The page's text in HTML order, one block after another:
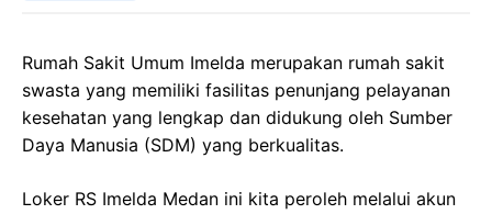
Rumah Sakit Umum Imelda merupakan rumah sakit
swasta yang memiliki fasilitas penunjang pelayanan
kesehatan yang lengkap dan didukung oleh Sumber
Daya Manusia (SDM) yang berkualitas.
Loker RS Imelda Medan ini kita peroleh melalui akun